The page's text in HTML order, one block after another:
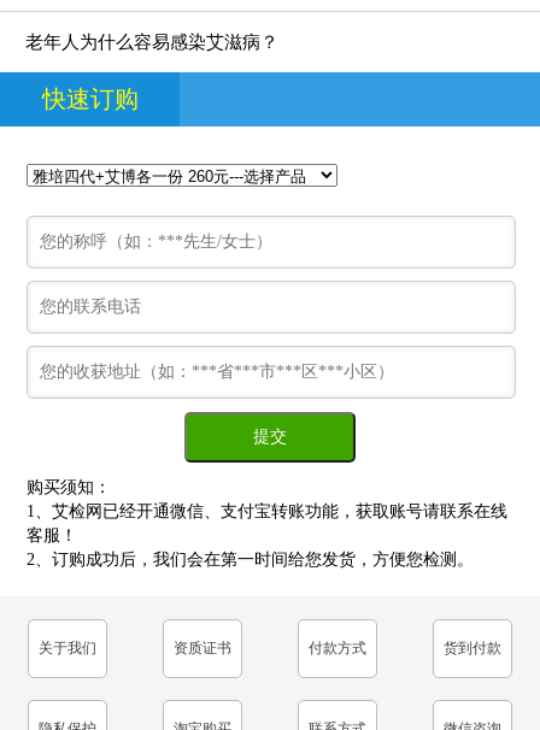
老年人为什么容易感染艾滋病？
快速订购
购买须知：
1、艾检网已经开通微信、支付宝转账功能，获取账号请联系在线
客服！
2、订购成功后，我们会在第一时间给您发货，方便您检测。
关于我们 资质证书 付款方式 货到付款